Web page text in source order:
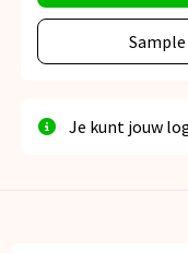
Je kunt jouw